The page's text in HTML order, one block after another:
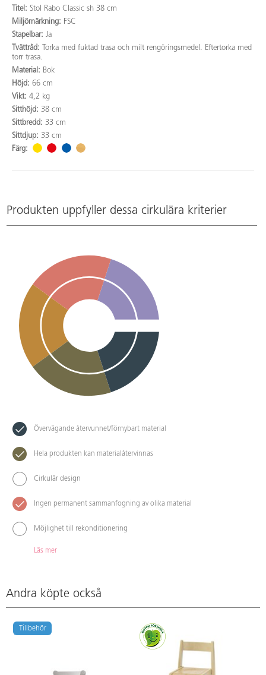
Titel: Stol Rabo Classic sh 38 cm
Miljömärkning: FSC
Stapelbar: Ja
Tvättråd:
Torka med fuktad trasa och milt rengöringsmedel. Eftertorka med
torr trasa.
Material: Bok
Höjd: 66 cm
Vikt: 4,2 kg
Sitthöjd: 38 cm
Sittbredd: 33 cm
Sittdjup: 33 cm
Färg:
Produkten uppfyller dessa cirkulära kriterier
Övervägande återvunnet/förnybart material
Hela produkten kan materialåtervinnas
Cirkulär design
Ingen permanent sammanfogning av olika material
Möjlighet till rekonditionering
Läs mer
Andra köpte också
Tillbehör